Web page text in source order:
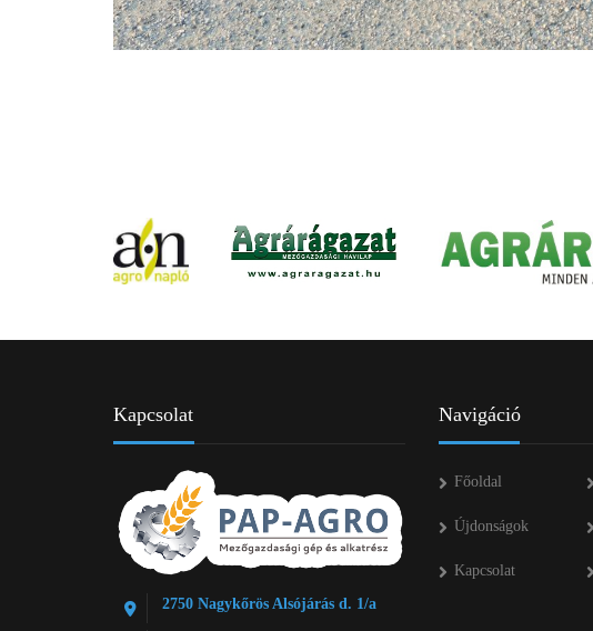
Kapcsolat
2750 Nagykőrös Alsójárás d. 1/a
Navigáció
Főoldal
Újdonságok
Kapcsolat